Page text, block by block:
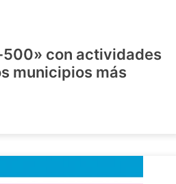
con actividades
municipios más